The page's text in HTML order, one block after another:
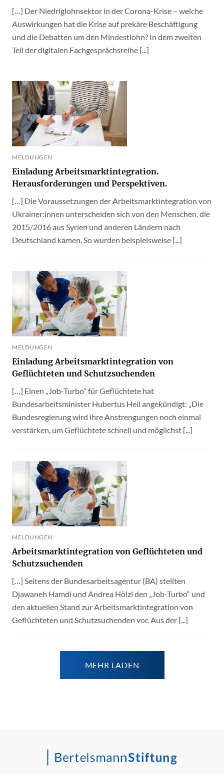
[…] Der Niedriglohnsektor in der Corona-Krise – welche
Auswirkungen hat die Krise auf prekäre Beschäftigung
und die Debatten um den Mindestlohn? In dem zweiten
Teil der digitalen Fachgesprächsreihe [...]
MELDUNGEN
Einladung Arbeitsmarktintegration.
Herausforderungen und Perspektiven.
[…] Die Voraussetzungen der Arbeitsmarktintegration von
Ukrainer:innen unterscheiden sich von den Menschen, die
2015/2016 aus Syrien und anderen Ländern nach
Deutschland kamen. So wurden beispielsweise [...]
MELDUNGEN
Einladung Arbeitsmarktintegration von
Geflüchteten und Schutzsuchenden
[…] Einen „Job-Turbo“ für Geflüchtete hat
Bundesarbeitsminister Hubertus Heil angekündigt: „Die
Bundesregierung wird ihre Anstrengungen noch einmal
verstärken, um Geflüchtete schnell und möglichst [...]
MELDUNGEN
Arbeitsmarktintegration von Geflüchteten und
Schutzsuchenden
[…] Seitens der Bundesarbeitsagentur (BA) stellten
Djawaneh Hamdi und Andrea Hölzl den „Job-Turbo“ und
den aktuellen Stand zur Arbeitsmarktintegration von
Geflüchteten und Schutzsuchenden vor. Aus der [...]
MEHR LADEN